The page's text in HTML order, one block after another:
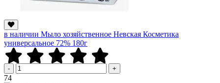
в наличии Мыло хозяйственное Невская Косметика
универсальное 72% 180г
- +
74Р